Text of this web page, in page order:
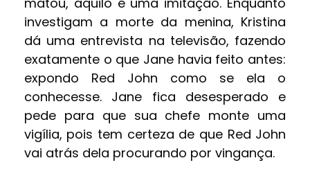
investigam a morte da menina, Kristina
dá uma entrevista na televisão, fazendo
exatamente o que Jane havia feito antes:
expondo Red John como se ela o
conhecesse. Jane fica desesperado e
pede para que sua chefe monte uma
vigília, pois tem certeza de que Red John
vai atrás dela procurando por vingança.